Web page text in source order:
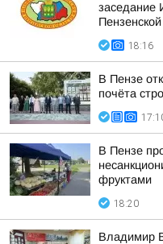
заседание
18:16
В Пензе
почёта
В Пензе
фруктами
18:20
Владимир